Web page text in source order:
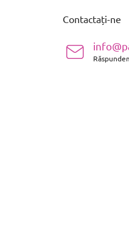
Contactați-ne